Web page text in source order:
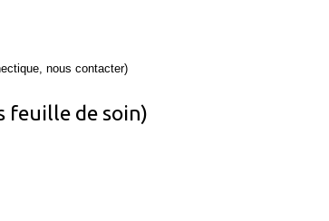
nous contacter)
feuille de soin)